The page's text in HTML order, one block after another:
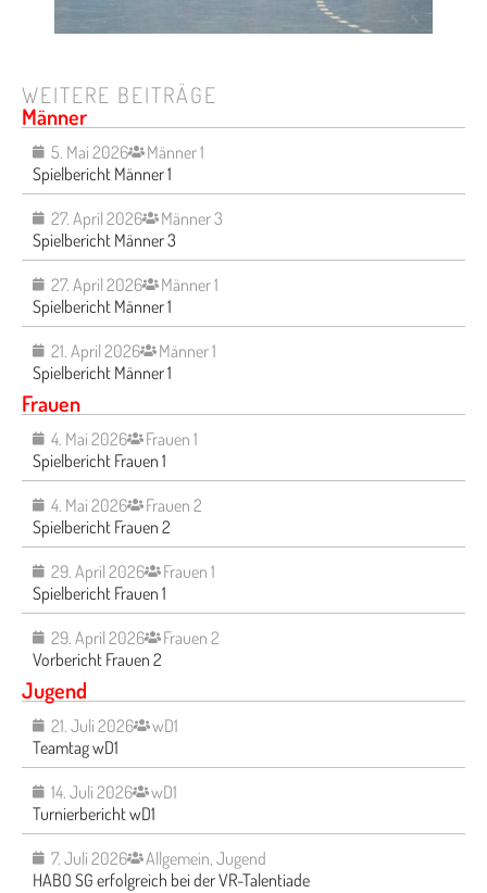
WEITERE BEITRÄGE
Männer
5. Mai 2026
Männer 1
Spielbericht Männer 1
27. April 2026
Männer 3
Spielbericht Männer 3
27. April 2026
Männer 1
Spielbericht Männer 1
21. April 2026
Männer 1
Spielbericht Männer 1
Frauen
4. Mai 2026
Frauen 1
Spielbericht Frauen 1
4. Mai 2026
Frauen 2
Spielbericht Frauen 2
29. April 2026
Frauen 1
Spielbericht Frauen 1
29. April 2026
Frauen 2
Vorbericht Frauen 2
Jugend
21. Juli 2026
wD1
Teamtag wD1
14. Juli 2026
wD1
Turnierbericht wD1
7. Juli 2026 Allgemein, Jugend
HABO SG erfolgreich bei der VR-Talentiade